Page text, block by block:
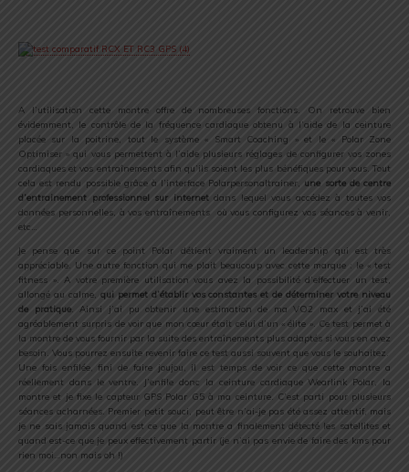
A l’utilisation cette montre offre de nombreuses fonctions. On retrouve bien
évidemment, le contrôle de la fréquence cardiaque obtenu à l’aide de la ceinture
placée sur la poitrine, tout le système « Smart Coaching » et le « Polar Zone
Optimiser » qui vous permettent à l’aide plusieurs réglages de configurer vos zones
cardiaques et vos entraînements afin qu’ils soient les plus bénéfiques pour vous. Tout
cela est rendu possible grâce à l’interface Polarpersonaltrainer, une sorte de centre
d’entrainement professionnel sur internetdans lequel vous accédez à toutes vos
données personnelles, à vos entraînements où vous configurez vos séances à venir,
etc…
Je pense que sur ce point Polar détient vraiment un leadership qui est très
appréciable. Une autre fonction qui me plait beaucoup avec cette marque : le « test
fitness ». A votre première utilisation vous avez la possibilité d’effectuer un test,
allongé au calme, qui permet d’établir vos constantes et de déterminer votre niveau
de pratique. Ainsi j’ai pu obtenir une estimation de ma VO2 max et j’ai été
agréablement surpris de voir que mon cœur était celui d’un « élite ». Ce test permet à
la montre de vous fournir par la suite des entraînements plus adaptés si vous en avez
besoin. Vous pourrez ensuite revenir faire ce test aussi souvent que vous le souhaitez.
Une fois enfilée, fini de faire joujou, il est temps de voir ce que cette montre a
réellement dans le ventre. J’enfile donc la ceinture cardiaque Wearlink Polar, la
montre et je fixe le capteur GPS Polar G5 à ma ceinture. C’est parti pour plusieurs
séances acharnées. Premier petit souci, peut être n’ai-je pas été assez attentif, mais
je ne sais jamais quand est ce que la montre a finalement détecté les satellites et
quand est-ce que je peux effectivement partir (je n’ai pas envie de faire des kms pour
rien moi…non mais oh !)